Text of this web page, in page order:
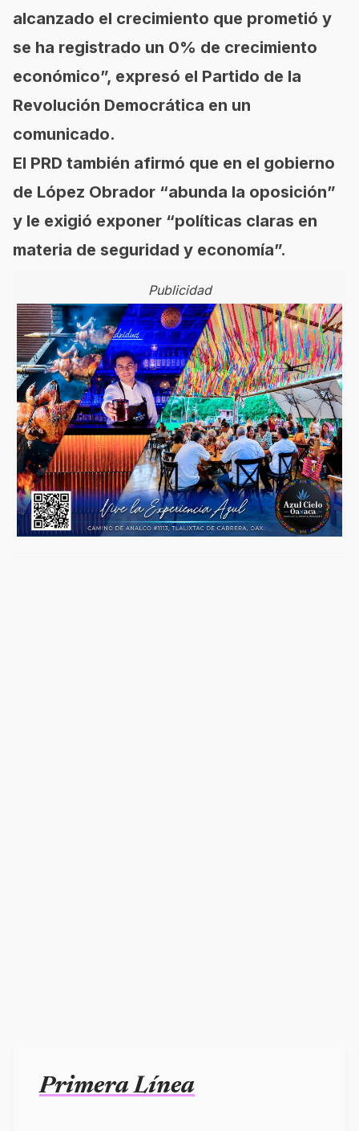
alcanzado el crecimiento que prometió y
se ha registrado un 0% de crecimiento
económico”, expresó el Partido de la
Revolución Democrática en un
comunicado.
El PRD también afirmó que en el gobierno
de López Obrador “abunda la oposición”
y le exigió exponer “políticas claras en
materia de seguridad y economía”.
Publicidad
Primera Línea